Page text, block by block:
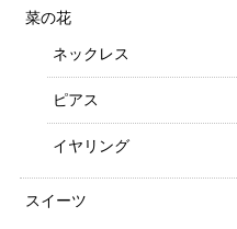
菜の花
ネックレス
ピアス
イヤリング
スイーツ